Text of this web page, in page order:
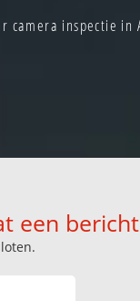
camera inspectie
een